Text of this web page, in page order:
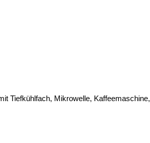
Tiefkühlfach, Mikrowelle, Kaffeemaschine,